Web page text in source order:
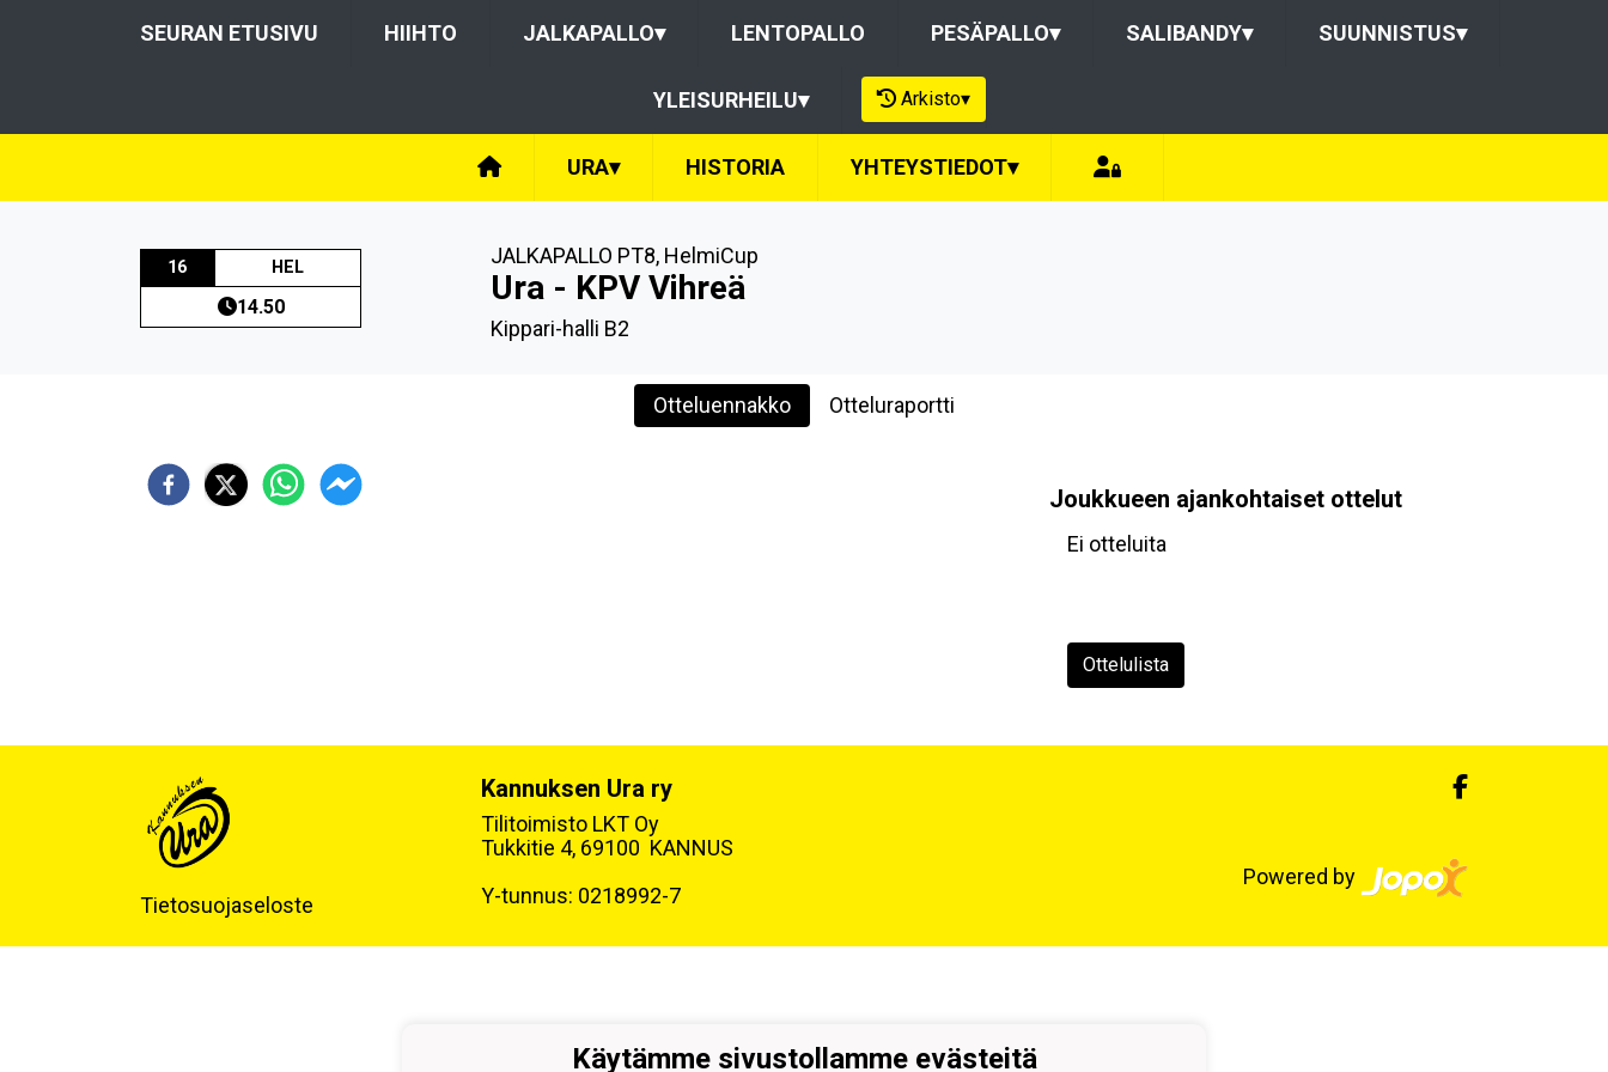
SEURAN ETUSIVU HIIHTO JALKAPALLO▾ LENTOPALLO PESÄPALLO▾ SALIBANDY▾ SUUNNISTUS▾
YLEISURHEILU▾ Arkisto▾
URA▾ HISTORIA YHTEYSTIEDOT▾
16 HEL
14.50
JALKAPALLO PT8, HelmiCup
Ura - KPV Vihreä
Kippari-halli B2
Otteluennakko Otteluraportti
Joukkueen ajankohtaiset ottelut
Ei otteluita
Ottelulista
Tietosuojaseloste
Kannuksen Ura ry
Tilitoimisto LKT Oy
Tukkitie 4, 69100 KANNUS
Y-tunnus: 0218992-7
Powered by
Käytämme sivustollamme evästeitä